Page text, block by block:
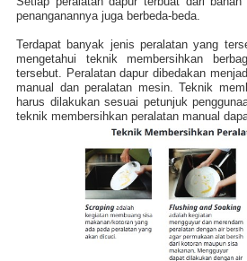
penanganannya juga berbeda-beda.
Terdapat banyak jenis peralatan yang
mengetahui teknik membersihkan
tersebut. Peralatan dapur dibedakan
manual dan peralatan mesin. Teknik
harus dilakukan sesuai petunjuk
teknik membersihkan peralatan manual